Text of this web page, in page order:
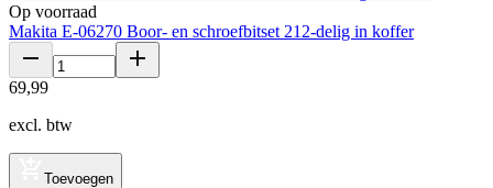
Op voorraad
Makita E-06270 Boor- en schroefbitset 212-delig in koffer
69,99
excl. btw
Toevoegen